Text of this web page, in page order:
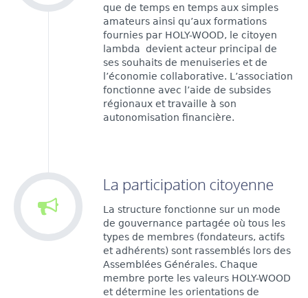
que de temps en temps aux simples
amateurs ainsi qu’aux formations
fournies par HOLY-WOOD, le citoyen
lambda devient acteur principal de
ses souhaits de menuiseries et de
l’économie collaborative. L’association
fonctionne avec l’aide de subsides
régionaux et travaille à son
autonomisation financière.
La participation citoyenne
La structure fonctionne sur un mode
de gouvernance partagée où tous les
types de membres (fondateurs, actifs
et adhérents) sont rassemblés lors des
Assemblées Générales. Chaque
membre porte les valeurs HOLY-WOOD
et détermine les orientations de